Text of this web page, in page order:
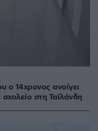
ο 14χρονος ανοίγει
στη Ταϊλάνδη